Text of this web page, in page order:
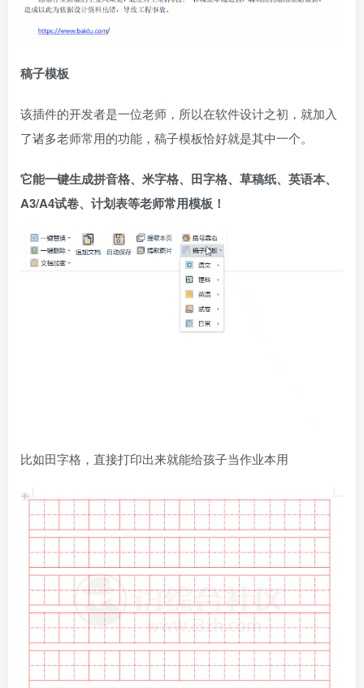
稿子模板
该插件的开发者是一位老师，所以在软件设计之初，就加入
了诸多老师常用的功能，稿子模板恰好就是其中一个。
它能一键生成拼音格、米字格、田字格、草稿纸、英语本、
A3/A4试卷、计划表等老师常用模板！
比如田字格，直接打印出来就能给孩子当作业本用